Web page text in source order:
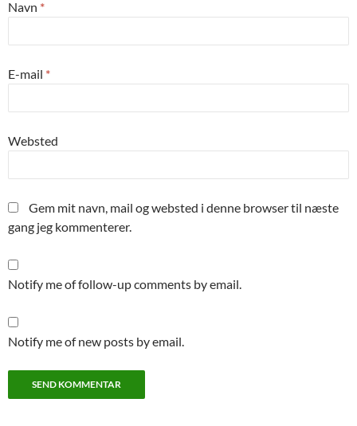
Navn *
E-mail *
Websted
Gem mit navn, mail og websted i denne browser til næste
gang jeg kommenterer.
Notify me of follow-up comments by email.
Notify me of new posts by email.